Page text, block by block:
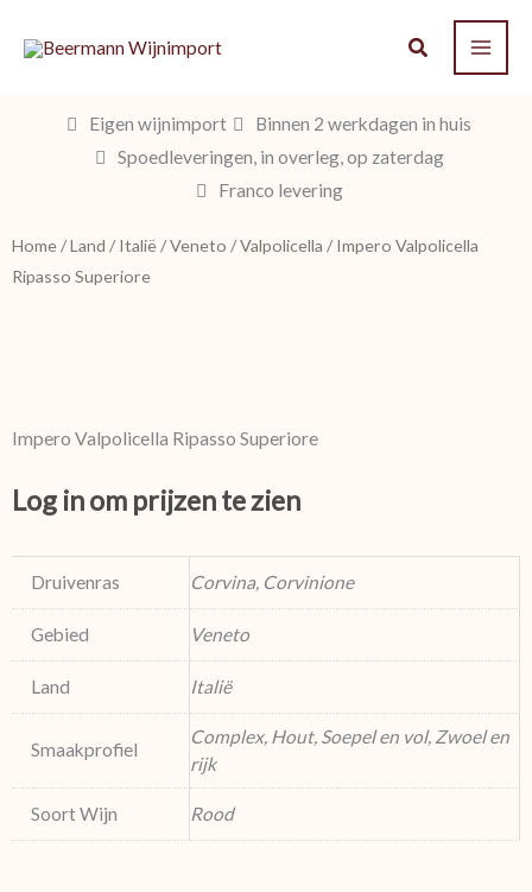
naar
Eigen wijnimport
Binnen 2 werkdagen in huis
Spoedleveringen, in overleg, op zaterdag
Franco levering
Home/Land /Italië/Veneto /Valpolicella / Impero Valpolicella
Ripasso Superiore
Impero Valpolicella Ripasso Superiore
Log in om prijzen te zien
Druivenras Corvina, Corvinione
Gebied Veneto
Land Italië
Smaakprofiel
Complex, Hout, Soepel en vol, Zwoel en
rijk
Soort Wijn Rood